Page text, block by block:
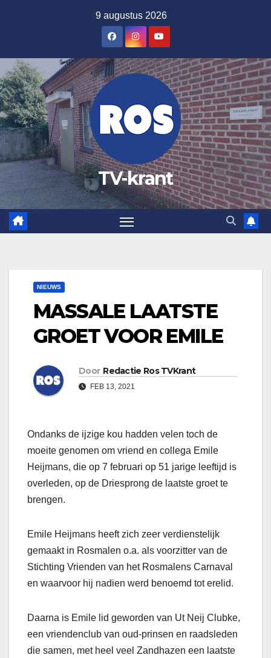
inhoud
9 augustus 2026
TV-krant
NIEUWS
MASSALE LAATSTE
GROET VOOR EMILE
Door Redactie Ros TVKrant
FEB 13, 2021
Ondanks de ijzige kou hadden velen toch de
moeite genomen om vriend en collega Emile
Heijmans, die op 7 februari op 51 jarige leeftijd is
overleden, op de Driesprong de laatste groet te
brengen.
Emile Heijmans heeft zich zeer verdienstelijk
gemaakt in Rosmalen o.a. als voorzitter van de
Stichting Vrienden van het Rosmalens Carnaval
en waarvoor hij nadien werd benoemd tot erelid.
Daarna is Emile lid geworden van Ut Neij Clubke,
een vriendenclub van oud-prinsen en raadsleden
die samen, met heel veel Zandhazen een laatste